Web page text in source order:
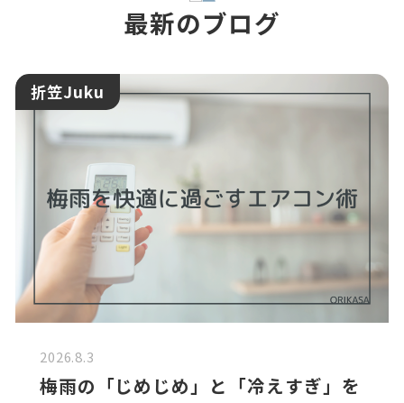
最新のブログ
折笠Juku
2026.8.3
梅雨の「じめじめ」と「冷えすぎ」を